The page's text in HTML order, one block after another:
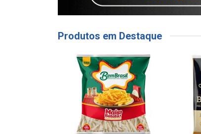
Produtos em Destaque